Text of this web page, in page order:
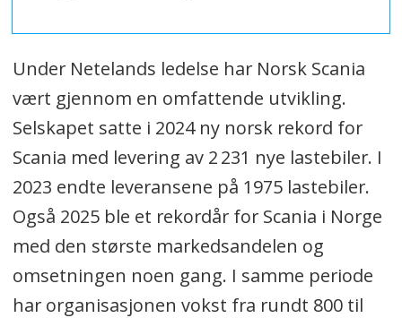
Under Netelands ledelse har Norsk Scania
vært gjennom en omfattende utvikling.
Selskapet satte i 2024 ny norsk rekord for
Scania med levering av 2 231 nye lastebiler. I
2023 endte leveransene på 1975 lastebiler.
Også 2025 ble et rekordår for Scania i Norge
med den største markedsandelen og
omsetningen noen gang. I samme periode
har organisasjonen vokst fra rundt 800 til